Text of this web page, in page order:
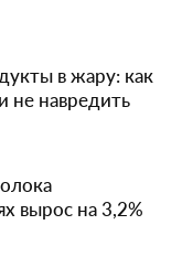
в жару: как
не навредить
вырос на 3,2%